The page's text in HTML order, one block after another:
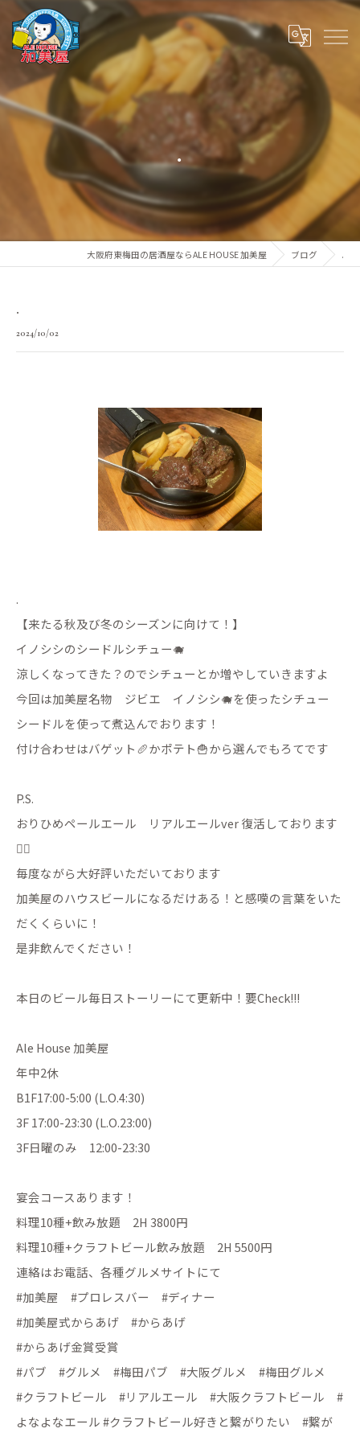
.
大阪府東梅田の居酒屋ならALE HOUSE 加美屋 ブログ .
.
2024/10/02
.
【来たる秋及び冬のシーズンに向けて！】
イノシシのシードルシチュー🐗
涼しくなってきた？のでシチューとか増やしていきますよ
今回は加美屋名物 ジビエ イノシシ🐗を使ったシチュー
シードルを使って煮込んでおります！
付け合わせはバゲット🥖かポテト🍟から選んでもろてです
P.S.
おりひめペールエール リアルエールver 復活しております
❤️‍🔥
毎度ながら大好評いただいております
加美屋のハウスビールになるだけある！と感嘆の言葉をいた
だくくらいに！
是非飲んでください！
本日のビール毎日ストーリーにて更新中！要Check!!!
Ale House 加美屋
年中2休
B1F17:00-5:00 (L.O.4:30)
3F 17:00-23:30 (L.O.23:00)
3F日曜のみ 12:00-23:30
宴会コースあります！
料理10種+飲み放題 2H 3800円
料理10種+クラフトビール飲み放題 2H 5500円
連絡はお電話、各種グルメサイトにて
#加美屋 #プロレスバー #ディナー
#加美屋式からあげ #からあげ
#からあげ金賞受賞
#パブ #グルメ #梅田パブ #大阪グルメ #梅田グルメ
#クラフトビール #リアルエール #大阪クラフトビール #
よなよなエール #クラフトビール好きと繋がりたい #繋が